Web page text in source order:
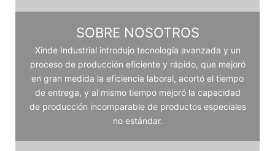
SOBRE NOSOTROS
Xinde Industrial introdujo tecnología avanzada y un
proceso de producción eficiente y rápido, que mejoró
en gran medida la eficiencia laboral, acortó el tiempo
de entrega, y al mismo tiempo mejoró la capacidad
de producción incomparable de productos especiales
no estándar.